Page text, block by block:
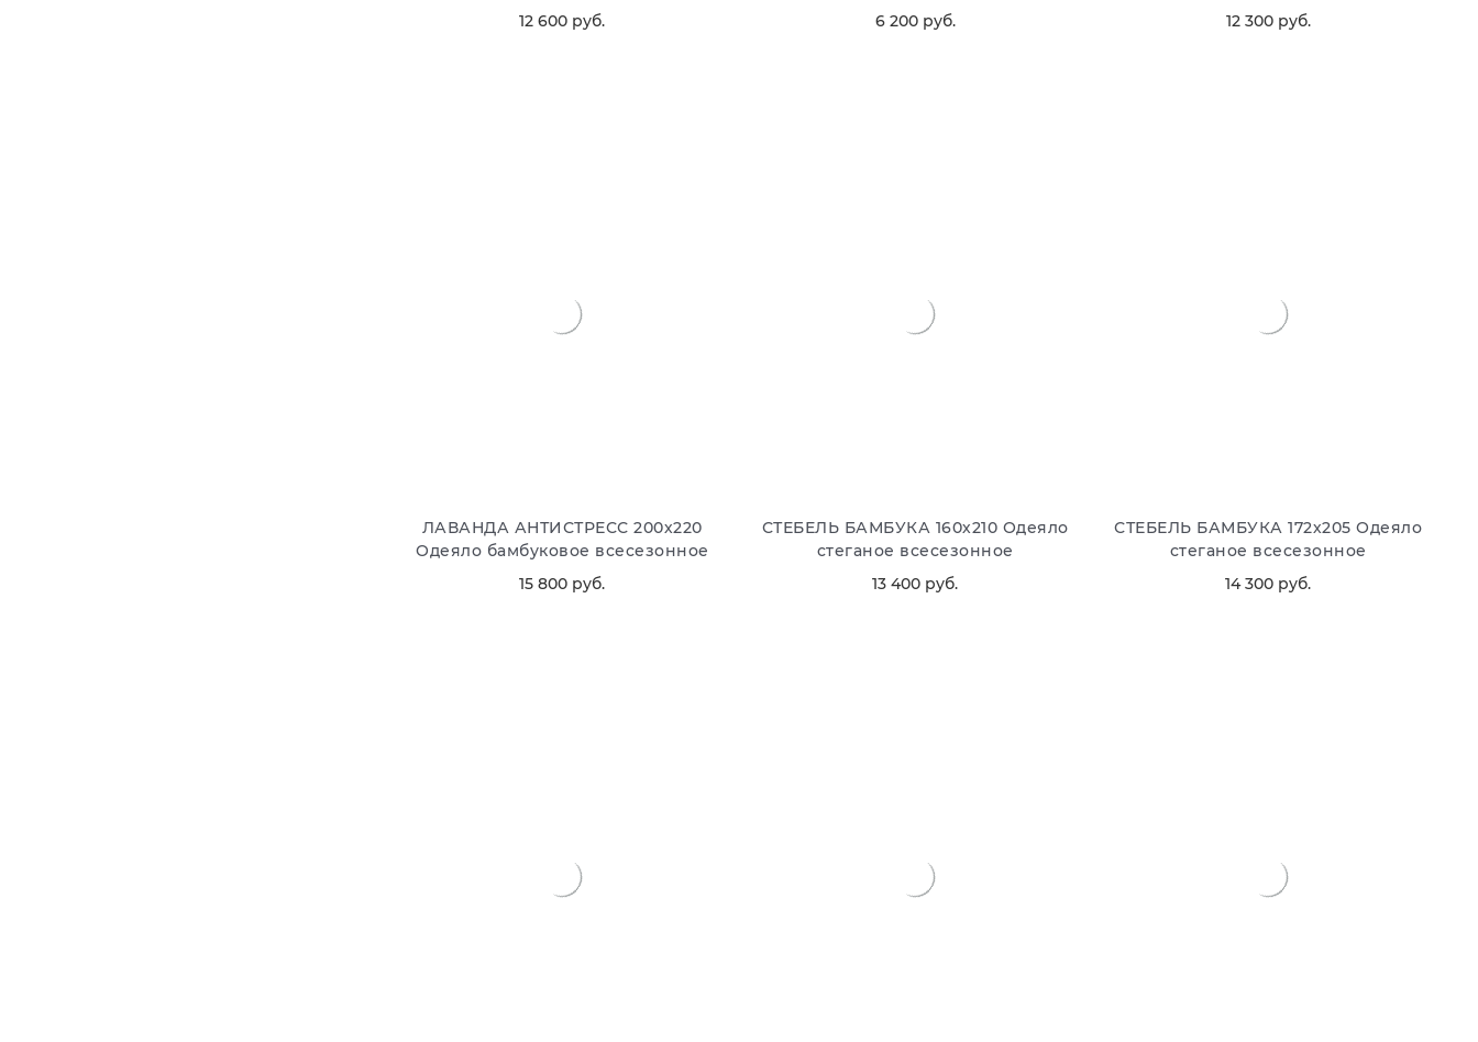
12 600 руб.
6 200 руб.
12 300 руб.
ЛАВАНДА АНТИСТРЕСС 200х220
Одеяло бамбуковое всесезонное
15 800 руб.
СТЕБЕЛЬ БАМБУКА 160х210 Одеяло
стеганое всесезонное
13 400 руб.
СТЕБЕЛЬ БАМБУКА 172х205 Одеяло
стеганое всесезонное
14 300 руб.